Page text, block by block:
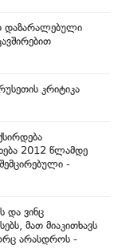
დაზარალებული
კრიტიკა
2012 წლამდე
-
და ვინც
მათ მიაკითხავს
არასდროს -